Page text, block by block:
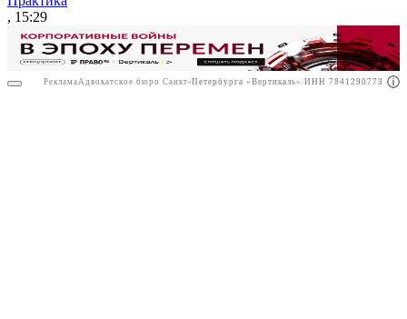
РекламаООО "Право.ру" ИНН: 7704835288
, 15:29
Реклама Адвокатское бюро Санкт-Петербурга «Вертикаль» ИНН 7841290773